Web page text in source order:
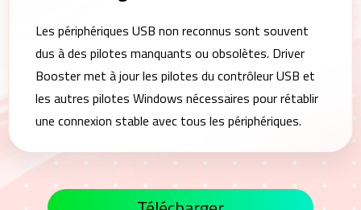
Les périphériques USB non reconnus sont souvent
dus à des pilotes manquants ou obsolètes. Driver
Booster met à jour les pilotes du contrôleur USB et
les autres pilotes Windows nécessaires pour rétablir
une connexion stable avec tous les périphériques.